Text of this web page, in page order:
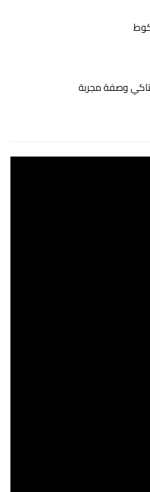
وصفة مجربة